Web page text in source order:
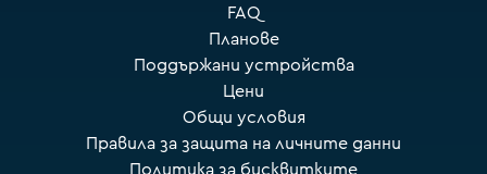
FAQ
Планове
Поддържани устройства
Цени
Общи условия
Правила за защита на личните данни
Политика за бисквитките